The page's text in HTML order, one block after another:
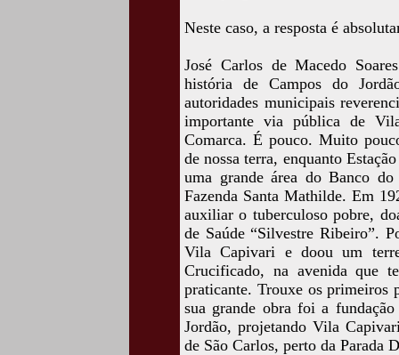
Neste caso, a resposta é
José Carlos de Macedo
história de Campos do
autoridades municipais
importante via pública de
Comarca. É pouco. Muito
de nossa terra, enquanto
uma grande área do Banco
Fazenda Santa Mathilde. Em
auxiliar o tuberculoso pobre,
de Saúde “Silvestre Ribeiro”.
Vila Capivari e doou um
Crucificado, na avenida que
praticante. Trouxe os primeiros
sua grande obra foi a
Jordão, projetando Vila
de São Carlos, perto da Parada